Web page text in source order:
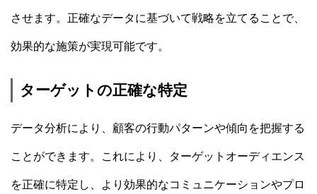
させます。正確なデータに基づいて戦略を立てることで、
効果的な施策が実現可能です。
ターゲットの正確な特定
データ分析により、顧客の行動パターンや傾向を把握する
ことができます。これにより、ターゲットオーディエンス
を正確に特定し、より効果的なコミュニケーションやプロ